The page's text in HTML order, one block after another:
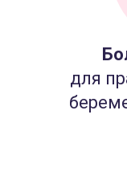
для